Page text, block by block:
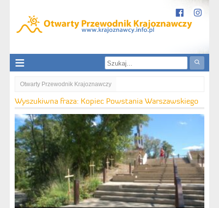
Otwarty Przewodnik Krajoznawczy
Kopiec Powstania Warszawskiego
Wyszukiwna fraza: Kopiec Powstania Warszawskiego